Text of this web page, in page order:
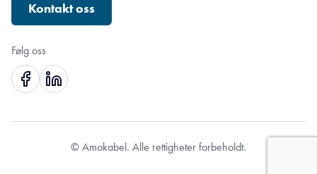
Kontakt oss
Følg oss
© Amokabel. Alle rettigheter forbeholdt.